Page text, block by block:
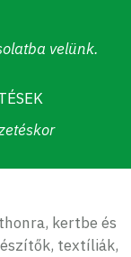
velünk.
kertbe és
textíliák,